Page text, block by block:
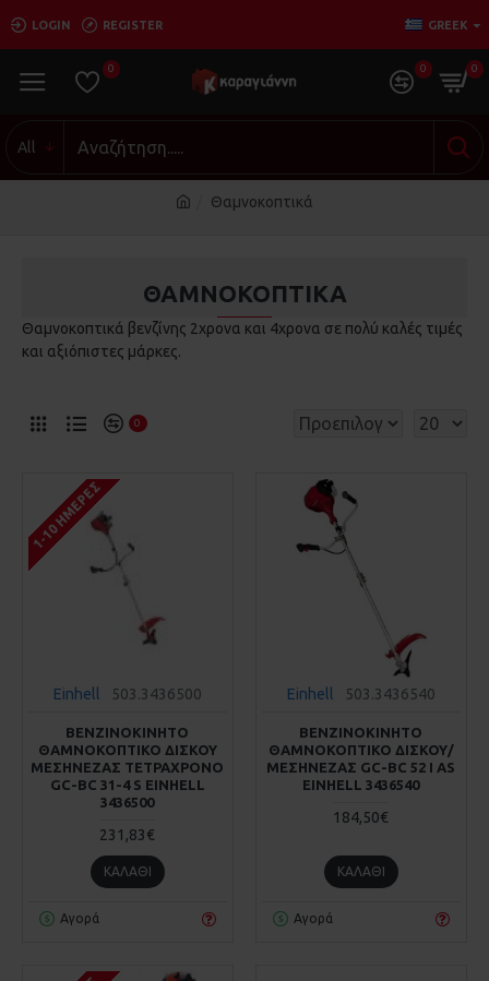
LOGIN REGISTER GREEK
0 0 0
All
Θαμνοκοπτικά
ΘΑΜΝΟΚΟΠΤΙΚΆ
Θαμνοκοπτικά βενζίνης 2χρονα και 4χρονα σε πολύ καλές τιμές
και αξιόπιστες μάρκες.
0
1-10 ΗΜΈΡΕΣ
Einhell 503.3436500
ΒΕΝΖΙΝΟΚΙΝΗΤΟ
ΘΑΜΝΟΚΟΠΤΙΚΟ ΔΙΣΚΟΥ
ΜΕΣΗΝΕΖΑΣ ΤΕΤΡΑΧΡΟΝΟ
GC-BC 31-4 S EINHELL
3436500
231,83€
ΚΑΛΆΘΙ
Αγορά
Einhell 503.3436540
ΒΕΝΖΙΝΟΚΙΝΗΤΟ
ΘΑΜΝΟΚΟΠΤΙΚΟ ΔΙΣΚΟΥ/
ΜΕΣΗΝΕΖΑΣ GC-BC 52 Ι AS
EINHELL 3436540
184,50€
ΚΑΛΆΘΙ
Αγορά